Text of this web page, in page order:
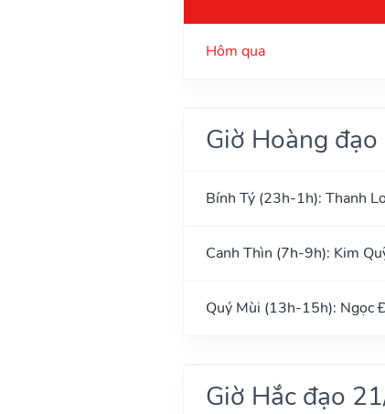
Hôm qua
Giờ Hoàng
Bính Tý (23h-1h): Thanh
Canh Thìn (7h-9h): Kim
Quý Mùi (13h-15h): Ngọc
Giờ Hắc đạo